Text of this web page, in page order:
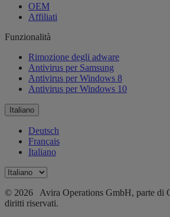
OEM
Affiliati
Funzionalità
Rimozione degli adware
Antivirus per Samsung
Antivirus per Windows 8
Antivirus per Windows 10
Italiano
Deutsch
Français
Italiano
© 2026 Avira Operations GmbH, parte di
diritti riservati.